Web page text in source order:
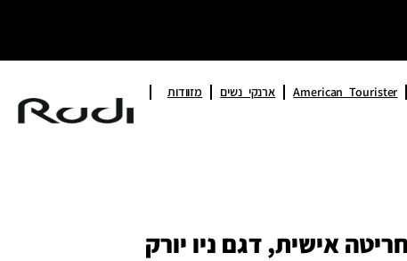
American Tourister ארנקי נשים מזוודות
אישית, דגם ניו יורק